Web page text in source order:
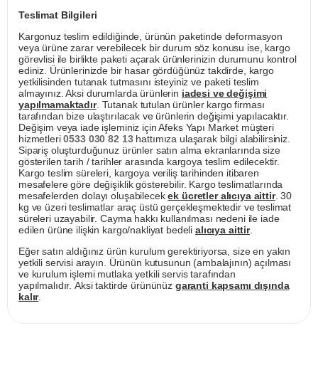
Teslimat Bilgileri
Kargonuz teslim edildiğinde, ürünün paketinde deformasyon
veya ürüne zarar verebilecek bir durum söz konusu ise, kargo
görevlisi ile birlikte paketi açarak ürünlerinizin durumunu kontrol
ediniz. Ürünlerinizde bir hasar gördüğünüz takdirde, kargo
yetkilisinden tutanak tutmasını isteyiniz ve paketi teslim
almayınız. Aksi durumlarda ürünlerin iadesi ve değişimi
yapılmamaktadır. Tutanak tutulan ürünler kargo firması
tarafından bize ulaştırılacak ve ürünlerin değişimi yapılacaktır.
Değişim veya iade işleminiz için Afeks Yapı Market müşteri
hizmetleri0533 030 82 13hattımıza ulaşarak bilgi alabilirsiniz.
Sipariş oluşturduğunuz ürünler satın alma ekranlarında size
gösterilen tarih / tarihler arasında kargoya teslim edilecektir.
Kargo teslim süreleri, kargoya veriliş tarihinden itibaren
mesafelere göre değişiklik gösterebilir. Kargo teslimatlarında
mesafelerden dolayı oluşabilecekek ücretler alıcıya aittir. 30
kg ve üzeri teslimatlar araç üstü gerçekleşmektedir ve teslimat
süreleri uzayabilir. Cayma hakkı kullanılması nedeni ile iade
edilen ürüne ilişkin kargo/nakliyat bedeli alıcıya aittir.
Eğer satın aldığınız ürün kurulum gerektiriyorsa, size en yakın
yetkili servisi arayın. Ürünün kutusunun (ambalajının) açılması
ve kurulum işlemi mutlaka yetkili servis tarafından
yapılmalıdır. Aksi taktirde ürününüz garanti kapsamı dışında
kalır.